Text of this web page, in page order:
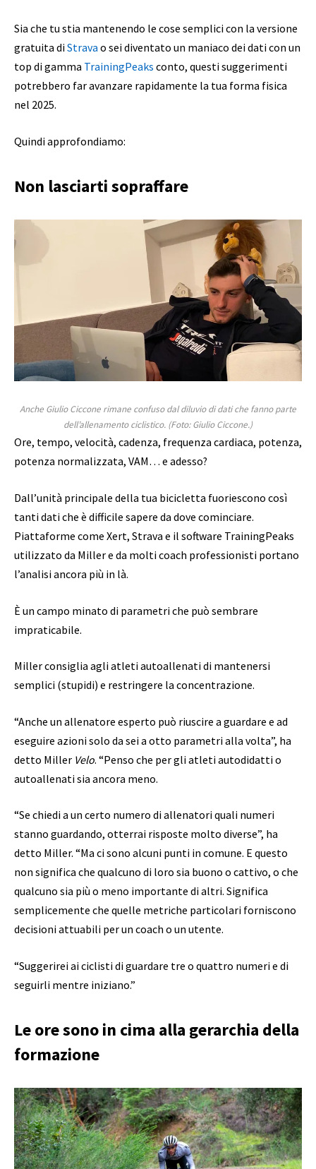
Sia che tu stia mantenendo le cose semplici con la versione
gratuita diStrava o sei diventato un maniaco dei dati con un
top di gamma TrainingPeaks conto, questi suggerimenti
potrebbero far avanzare rapidamente la tua forma fisica
nel 2025.
Quindi approfondiamo:
Non lasciarti sopraffare
Anche Giulio Ciccone rimane confuso dal diluvio di dati che fanno parte
dell’allenamento ciclistico. (Foto: Giulio Ciccone.)
Ore, tempo, velocità, cadenza, frequenza cardiaca, potenza,
potenza normalizzata, VAM… e adesso?
Dall’unità principale della tua bicicletta fuoriescono così
tanti dati che è difficile sapere da dove cominciare.
Piattaforme come Xert, Strava e il software TrainingPeaks
utilizzato da Miller e da molti coach professionisti portano
l’analisi ancora più in là.
È un campo minato di parametri che può sembrare
impraticabile.
Miller consiglia agli atleti autoallenati di mantenersi
semplici (stupidi) e restringere la concentrazione.
“Anche un allenatore esperto può riuscire a guardare e ad
eseguire azioni solo da sei a otto parametri alla volta”, ha
detto Miller Velo. “Penso che per gli atleti autodidatti o
autoallenati sia ancora meno.
“Se chiedi a un certo numero di allenatori quali numeri
stanno guardando, otterrai risposte molto diverse”, ha
detto Miller. “Ma ci sono alcuni punti in comune. E questo
non significa che qualcuno di loro sia buono o cattivo, o che
qualcuno sia più o meno importante di altri. Significa
semplicemente che quelle metriche particolari forniscono
decisioni attuabili per un coach o un utente.
“Suggerirei ai ciclisti di guardare tre o quattro numeri e di
seguirli mentre iniziano.”
Le ore sono in cima alla gerarchia della
formazione